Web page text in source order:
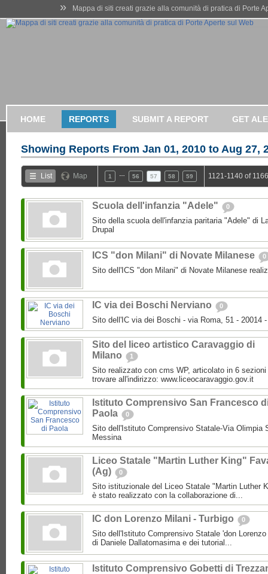
» Mappa di siti creati grazie alla comunità di pratica di Porte
HOME REPORTS SUBMIT A REPORT GET
Showing Reports From Jan 01, 2010 to Aug 27,
List Map 1 56 57 58 59 1121-1140 of
Scuola dell'infanzia "Adele" 0
Sito della scuola dell'infanzia paritaria "Adele" di
Drupal
ICS "don Milani" di Novate Milanese 0
Sito dell'ICS "don Milani" di Novate Milanese
IC via dei Boschi Nerviano 0
Sito dell'IC via dei Boschi - via Roma, 51 - 20014
Sito del liceo artistico Caravaggio di
Milano
1
Sito realizzato con cms WP, articolato in 6
trovare all'indirizzo: www.liceocaravaggio.gov.it
Istituto Comprensivo San Francesco
Paola
0
Sito dell'Istituto Comprensivo Statale-Via Olimpia
Messina
Liceo Statale "Martin Luther King"
(Ag)
0
Sito istituzionale del Liceo Statale "Martin Luther
è stato realizzato con la collaborazione di...
IC don Lorenzo Milani - Turbigo 0
Sito dell'Istituto Comprensivo Statale 'don
di Daniele Dallatomasima e dei tutorial...
Istituto Comprensivo Gobetti di